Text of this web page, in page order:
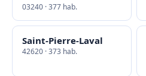
03240 · 377 hab.
Saint-Pierre-Laval
42620 · 373 hab.